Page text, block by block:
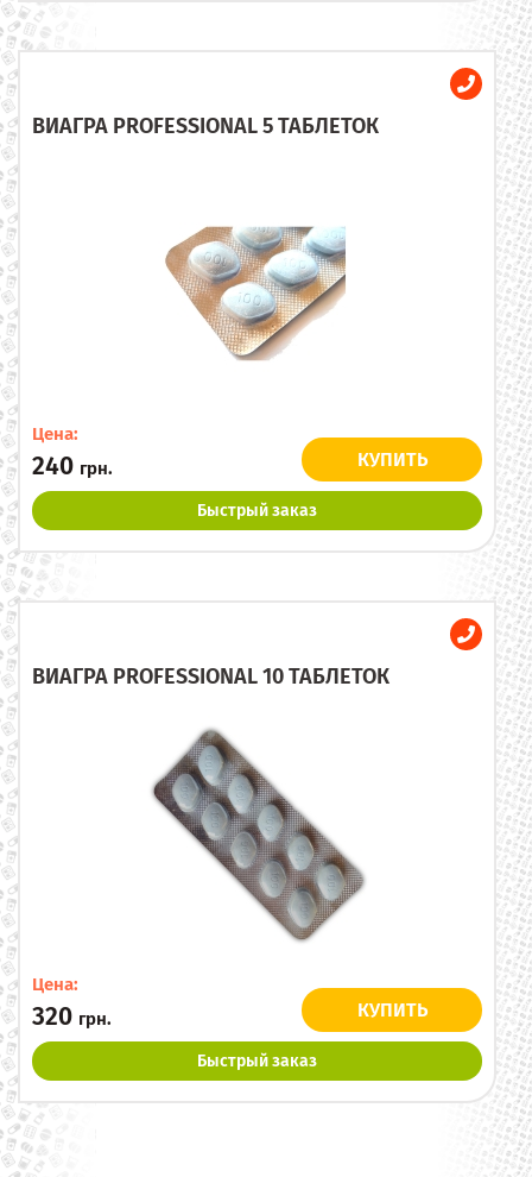
ВИАГРА PROFESSIONAL 5 ТАБЛЕТОК
Цена:
240 грн. КУПИТЬ
Быстрый заказ
ВИАГРА PROFESSIONAL 10 ТАБЛЕТОК
Цена:
320 грн. КУПИТЬ
Быстрый заказ